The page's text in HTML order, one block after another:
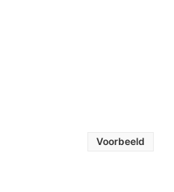
Voorbeeld